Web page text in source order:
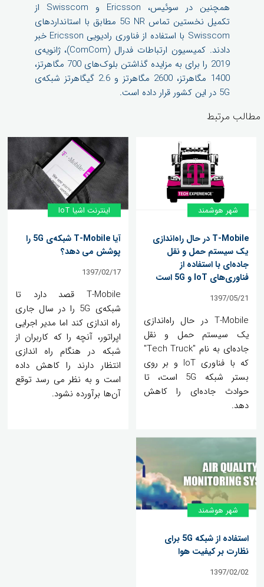
همچنین در سوئیس، Ericsson و Swisscom از
تکمیل نخستین تماس 5G NR مطابق با استانداردهای
Swisscom با استفاده از فناوری رادیویی Ericsson خبر
دادند. کمیسیون ارتباطات فدرال (ComCom)، ژانویه‌ی
2019 را برای به مزایده گذاشتن بلوک‌های 700 مگاهرتز،
1400 مگاهرتز، 2600 مگاهرتز و 2.6 گیگاهرتز شبکه‌ی
5G در این کشور قرار داده است.
مطالب مرتبط
شهر هوشمند
T-Mobile در حال راه‌اندازی
یک سیستم حمل و نقل
جاده‌ای با استفاده از
فناوری‌های IoT و 5G است
1397/05/21
T-Mobile در حال راه‌اندازی
یک سیستم حمل و نقل
جاده‌ای به نام "Tech Truck"
که با فناوری IoT و بر روی
بستر شبکه 5G است، تا
حوادث جاده‌ای را کاهش
دهد.
اینترنت اشیا IoT
آیا T-Mobile شبکه‌ی 5G را
پوشش می دهد؟
1397/02/17
T-Mobile قصد دارد تا
شبکه‌ی 5G را در سال جاری
راه اندازی کند اما مدیر اجرایی
اپراتور، آنچه را که کاربران از
شبکه در هنگام راه اندازی
انتظار دارند را کاهش داده
است و به نظر می رسد توقع
آن‌ها برآورده نشود.
شهر هوشمند
استفاده از شبکه 5G برای
نظارت بر کیفیت هوا
1397/02/02